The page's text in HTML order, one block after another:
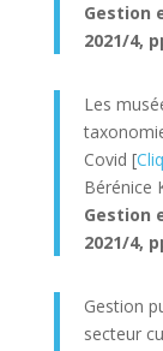
Gestion
2021/4,
Les
Covid [
Bérénice
Gestion
2021/4,
Gestion
secteur